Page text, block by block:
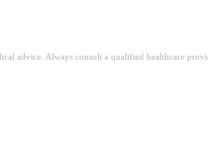
advice. Always consult a qualified healthcare